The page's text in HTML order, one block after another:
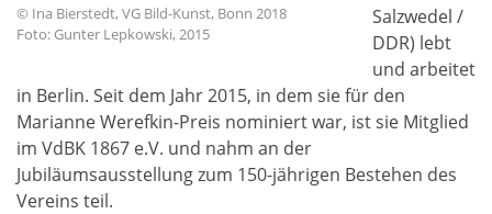
© Ina Bierstedt, VG Bild-Kunst, Bonn 2018
Foto: Gunter Lepkowski, 2015
Salzwedel /
DDR) lebt
und arbeitet
in Berlin. Seit dem Jahr 2015, in dem sie für den
Marianne Werefkin-Preis nominiert war, ist sie Mitglied
im VdBK 1867 e.V. und nahm an der
Jubiläumsausstellung zum 150-jährigen Bestehen des
Vereins teil.